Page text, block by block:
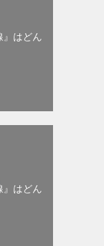
』はどん
』はどん